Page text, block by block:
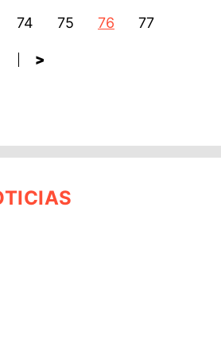
74 75 76 77
>